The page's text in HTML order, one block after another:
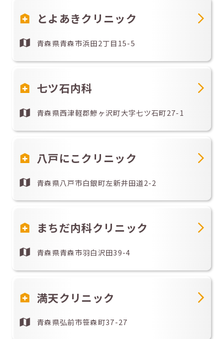
とよあきクリニック
青森県青森市浜田2丁目15-5
七ツ石内科
青森県西津軽郡鰺ヶ沢町大字七ツ石町27-1
八戸にこクリニック
青森県八戸市白銀町左新井田道2-2
まちだ内科クリニック
青森県青森市羽白沢田39-4
満天クリニック
青森県弘前市笹森町37-27